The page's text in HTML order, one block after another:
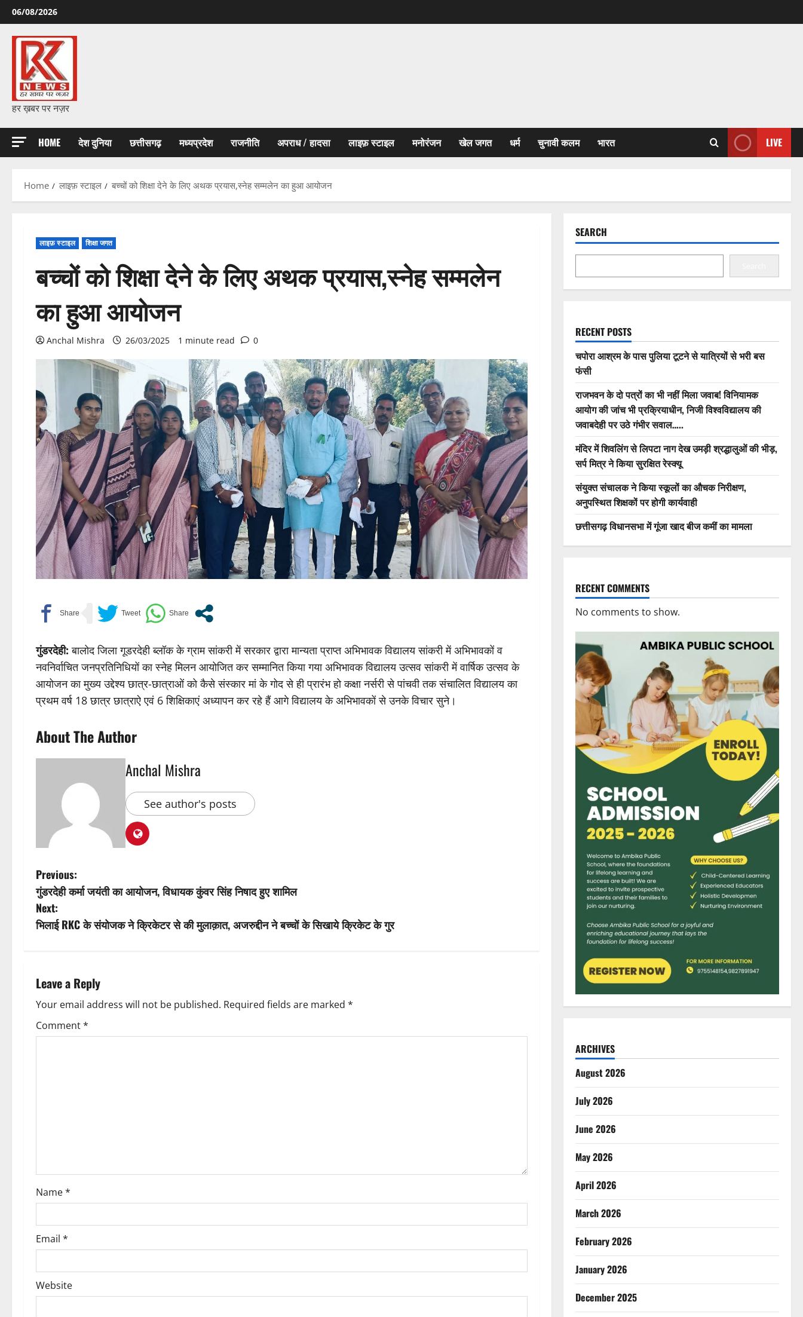
Skip
to
content
06/08/2026
हर ख़बर पर नज़र
HOME देश दुनिया छत्तीसगढ़ मध्यप्रदेश राजनीति अपराध / हादसा लाइफ़ स्टाइल मनोरंजन खेल जगत धर्म चुनावी कलम भारत LIVE
Home लाइफ़ स्टाइल बच्चों को शिक्षा देने के लिए अथक प्रयास,स्नेह सम्मलेन का हुआ आयोजन
लाइफ़ स्टाइल शिक्षा जगत
बच्चों को शिक्षा देने के लिए अथक प्रयास,स्नेह सम्मलेन
का हुआ आयोजन
Anchal Mishra 26/03/2025 1 minute read 0
गुंडरदेही: बालोद जिला गूडरदेही ब्लॉक के ग्राम सांकरी में सरकार द्वारा मान्यता प्राप्त अभिभावक विद्यालय सांकरी में अभिभावकों व
नवनिर्वाचित जनप्रतिनिधियों का स्नेह मिलन आयोजित कर सम्मानित किया गया अभिभावक विद्यालय उत्सव सांकरी में वार्षिक उत्सव के
आयोजन का मुख्य उद्देश्य छात्र-छात्राओं को कैसे संस्कार मां के गोद से ही प्रारंभ हो कक्षा नर्सरी से पांचवी तक संचालित विद्यालय का
प्रथम वर्ष 18 छात्र छात्राऐ एवं 6 शिक्षिकाएं अध्यापन कर रहे हैं आगे विद्यालय के अभिभावकों से उनके विचार सुने।
About The Author
Anchal Mishra
See author's posts
P
o
s
n
a
v
o
n
Previous:
गुंडरदेही कर्मा जयंती का आयोजन, विधायक कुंवर सिंह निषाद हुए शामिल
Next:
भिलाई RKC के संयोजक ने क्रिकेटर से की मुलाक़ात, अजरुद्दीन ने बच्चों के सिखाये क्रिकेट के गुर
Leave a Reply
Your email address will not be published. Required fields are marked *
Comment*
Name*
Email *
Website
SEARCH
RECENT POSTS
चपोरा आश्रम के पास पुलिया टूटने से यात्रियों से भरी बस
फंसी
राजभवन के दो पत्रों का भी नहीं मिला जवाब! विनियामक
आयोग की जांच भी प्रक्रियाधीन, निजी विश्वविद्यालय की
जवाबदेही पर उठे गंभीर सवाल…..
मंदिर में शिवलिंग से लिपटा नाग देख उमड़ी श्रद्धालुओं की भीड़,
सर्प मित्र ने किया सुरक्षित रेस्क्यू
संयुक्त संचालक ने किया स्कूलों का औचक निरीक्षण,
अनुपस्थित शिक्षकों पर होगी कार्यवाही
छत्तीसगढ़ विधानसभा में गूंजा खाद बीज कमीं का मामला
RECENT COMMENTS
No comments to show.
ARCHIVES
August 2026
July 2026
June 2026
May 2026
April 2026
March 2026
February 2026
January 2026
December 2025